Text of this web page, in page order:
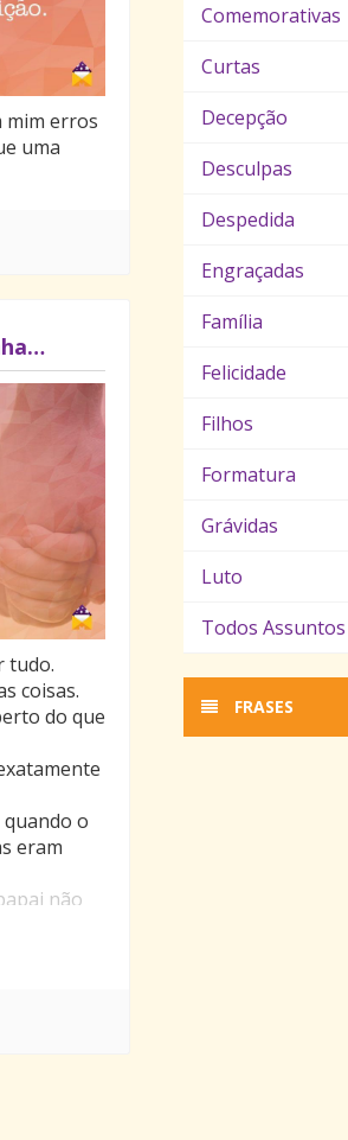
mim erros
uma
tudo.
coisas.
do que
o
eram
não
velho
está
Comemorativas
Curtas
Decepção
Desculpas
Despedida
Engraçadas
Família
Felicidade
Filhos
Formatura
Grávidas
Luto
Todos Assuntos
FRASES